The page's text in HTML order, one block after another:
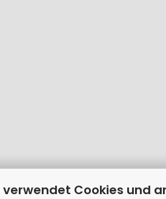
verwendet Cookies und